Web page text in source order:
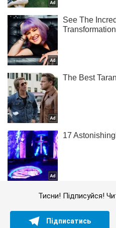
Тисни! Підписуйся!
Підписатись